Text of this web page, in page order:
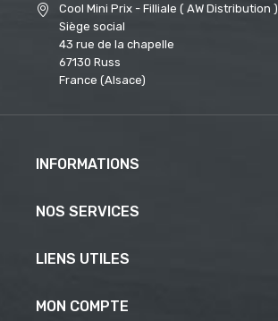
Cool Mini Prix - Filliale ( AW Distribution )
Siège social
43 rue de la chapelle
67130 Russ
France (Alsace)
INFORMATIONS
NOS SERVICES
LIENS UTILES
MON COMPTE